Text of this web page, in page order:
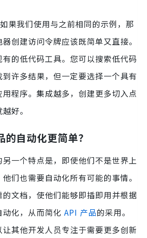
果我们使用与之前相同的示例，那
创建访问令牌应该既简单又直接。
的低代码工具。您可以搜索低代码
许多结果，但一定要选择一个具有
程序。集成越多，创建更多切入点
好。
自动化更简单？
一个特点是，即使他们不是世界上
们也需要自动化所有可能的事情。
文档，使他们能够即插即用并根据
化，从而简化 API 产品的采用。
其他开发人员专注于需要更多创新